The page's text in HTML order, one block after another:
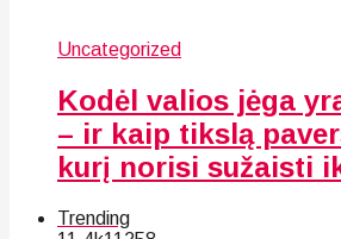
Uncategorized
Kodėl valios jėga
– ir kaip tikslą
kurį norisi sužaisti
Trending